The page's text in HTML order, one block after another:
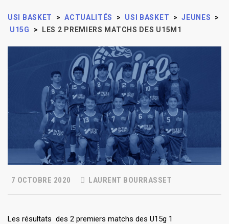
USI BASKET > ACTUALITÉS > USI BASKET > JEUNES
>
U15G
> LES 2 PREMIERS MATCHS DES U15M1
7 OCTOBRE 2020 LAURENT BOURRASSET
Les résultats des 2 premiers matchs des U15g 1